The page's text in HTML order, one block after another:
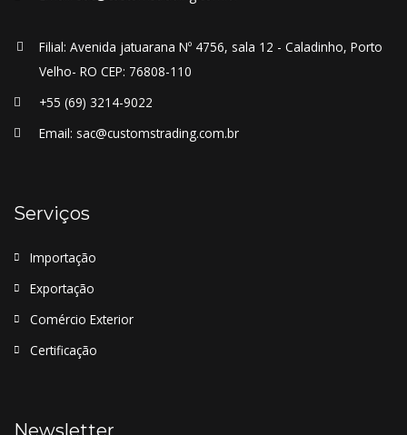
Filial: Avenida jatuarana Nº 4756, sala 12 - Caladinho, Porto
Velho- RO CEP: 76808-110
+55 (69) 3214-9022
Email: sac@customstrading.com.br
Serviços
Importação
Exportação
Comércio Exterior
Certificação
Newsletter